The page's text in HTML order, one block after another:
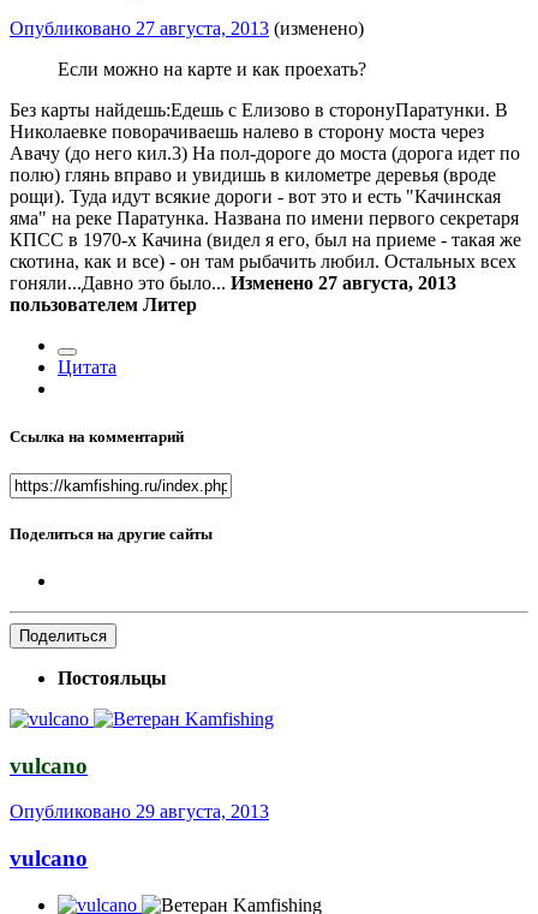
Опубликовано 27 августа, 2013 (изменено)
Если можно на карте и как проехать?
Без карты найдешь:Едешь с Елизово в сторонуПаратунки. В
Николаевке поворачиваешь налево в сторону моста через
Авачу (до него кил.3) На пол-дороге до моста (дорога идет по
полю) глянь вправо и увидишь в километре деревья (вроде
рощи). Туда идут всякие дороги - вот это и есть "Качинская
яма" на реке Паратунка. Названа по имени первого секретаря
КПСС в 1970-х Качина (видел я его, был на приеме - такая же
скотина, как и все) - он там рыбачить любил. Остальных всех
гоняли...Давно это было... Изменено 27 августа, 2013
пользователем Литер
Цитата
Ссылка на комментарий
Поделиться на другие сайты
Поделиться
Постояльцы
vulcano
Опубликовано 29 августа, 2013
vulcano